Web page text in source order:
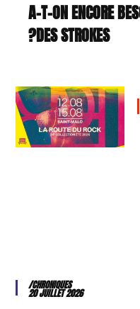
A-T-ON ENCORE
DES STROKES?
/CHRONIQUES
20 JUILLET 2026